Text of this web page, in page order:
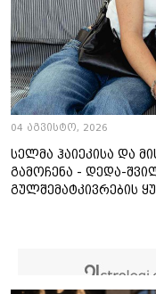
04 აგვისტო, 2026
სელმა ჰაიეკისა და
გამოჩენა - დედა-
გულშემატკივრების